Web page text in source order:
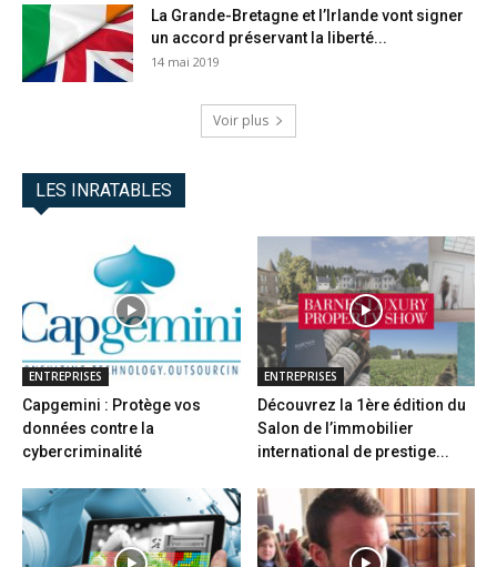
La Grande-Bretagne et l’Irlande vont signer
un accord préservant la liberté...
14 mai 2019
Voir plus
LES INRATABLES
ENTREPRISES
Capgemini : Protège vos
données contre la
cybercriminalité
ENTREPRISES
Découvrez la 1ère édition du
Salon de l’immobilier
international de prestige...